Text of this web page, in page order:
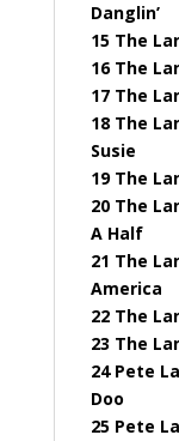
Danglin’
15 The
16 The
17 The
18 The
Susie
19 The
20 The
A Half
21 The
America
22 The
23 The
24 Pete
Doo
25 Pete